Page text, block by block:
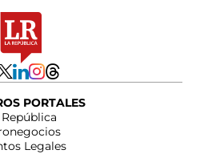
PORTALES
República
Legales